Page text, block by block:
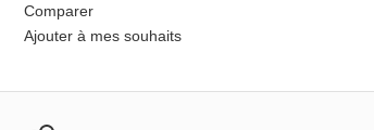
Comparer
Ajouter à mes souhaits